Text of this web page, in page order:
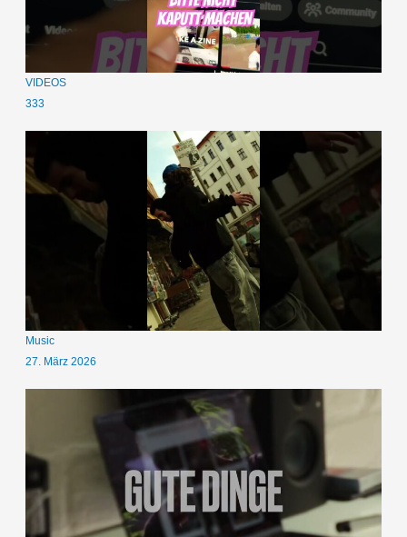
VIDEOS
333
Music
27. März 2026